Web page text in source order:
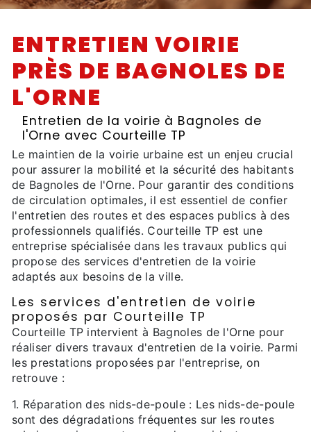
ENTRETIEN VOIRIE
PRÈS DE BAGNOLES DE
L'ORNE
Entretien de la voirie à Bagnoles de
l'Orne avec Courteille TP
Le maintien de la voirie urbaine est un enjeu crucial
pour assurer la mobilité et la sécurité des habitants
de Bagnoles de l'Orne. Pour garantir des conditions
de circulation optimales, il est essentiel de confier
l'entretien des routes et des espaces publics à des
professionnels qualifiés. Courteille TP est une
entreprise spécialisée dans les travaux publics qui
propose des services d'entretien de la voirie
adaptés aux besoins de la ville.
Les services d'entretien de voirie
proposés par Courteille TP
Courteille TP intervient à Bagnoles de l'Orne pour
réaliser divers travaux d'entretien de la voirie. Parmi
les prestations proposées par l'entreprise, on
retrouve :
1. Réparation des nids-de-poule : Les nids-de-poule
sont des dégradations fréquentes sur les routes